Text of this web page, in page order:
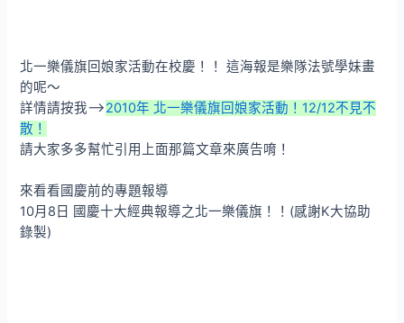
北一樂儀旗回娘家活動在校慶！！ 這海報是樂隊法號學妹畫
的呢～
詳情請按我–>2010年 北一樂儀旗回娘家活動！12/12不見不
散！
請大家多多幫忙引用上面那篇文章來廣告唷！
來看看國慶前的專題報導
10月8日 國慶十大經典報導之北一樂儀旗！！(感謝K大協助
錄製)